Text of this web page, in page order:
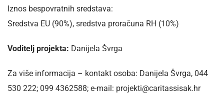
Iznos bespovratnih sredstava:
Sredstva EU (90%), sredstva proračuna RH (10%)
Voditelj projekta: Danijela Švrga
Za više informacija – kontakt osoba: Danijela Švrga, 044
530 222; 099 4362588; e-mail: projekti@caritassisak.hr